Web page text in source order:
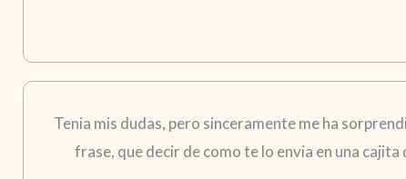
Tenia mis dudas, pero sinceramente me ha
frase, que decir de como te lo envia en una